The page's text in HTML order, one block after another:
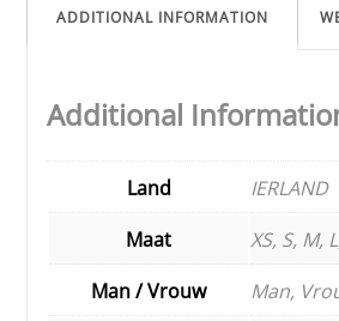
ADDITIONAL INFORMATION
Additional
Land
IERLAND
Maat
XS, S, M,
Man / Vrouw
Man,